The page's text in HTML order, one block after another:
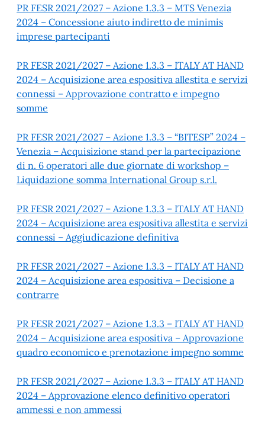
PR FESR 2021/2027 – Azione 1.3.3 – MTS Venezia
2024 – Concessione aiuto indiretto de minimis
imprese partecipanti
PR FESR 2021/2027 – Azione 1.3.3 – ITALY AT HAND
2024 – Acquisizione area espositiva allestita e servizi
connessi – Approvazione contratto e impegno
somme
PR FESR 2021/2027 – Azione 1.3.3 – “BITESP” 2024 –
Venezia – Acquisizione stand per la partecipazione
di n. 6 operatori alle due giornate di workshop –
Liquidazione somma International Group s.r.l.
PR FESR 2021/2027 – Azione 1.3.3 – ITALY AT HAND
2024 – Acquisizione area espositiva allestita e servizi
connessi – Aggiudicazione definitiva
PR FESR 2021/2027 – Azione 1.3.3 – ITALY AT HAND
2024 – Acquisizione area espositiva – Decisione a
contrarre
PR FESR 2021/2027 – Azione 1.3.3 – ITALY AT HAND
2024 – Acquisizione area espositiva – Approvazione
quadro economico e prenotazione impegno somme
PR FESR 2021/2027 – Azione 1.3.3 – ITALY AT HAND
2024 – Approvazione elenco definitivo operatori
ammessi e non ammessi